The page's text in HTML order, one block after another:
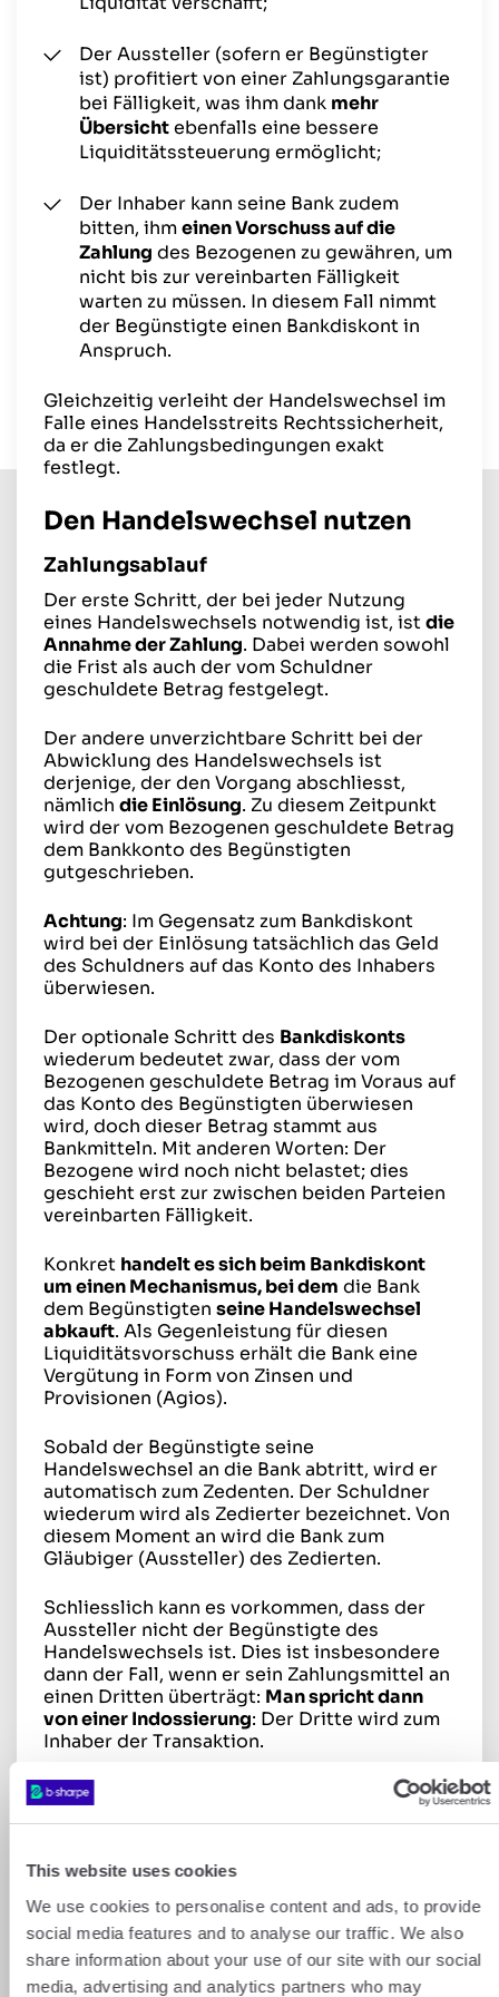
This website uses cookies
We use cookies to personalise content and ads, to provide
social media features and to analyse our traffic. We also
share information about your use of our site with our social
media, advertising and analytics partners who may
Der Aussteller (sofern er Begünstigter
ist) profitiert von einer Zahlungsgarantie
bei Fälligkeit, was ihm dank mehr
Übersichtebenfalls eine bessere
Liquiditätssteuerung ermöglicht;
Der Inhaber kann seine Bank zudem
bitten, ihmeinen Vorschuss auf die
Zahlung des Bezogenen zu gewähren, um
nicht bis zur vereinbarten Fälligkeit
warten zu müssen. In diesem Fall nimmt
der Begünstigte einen Bankdiskont in
Anspruch.
Gleichzeitig verleiht der Handelswechsel im
Falle eines Handelsstreits Rechtssicherheit,
da er die Zahlungsbedingungen exakt
festlegt.
Den Handelswechsel nutzen
Zahlungsablauf
Der erste Schritt, der bei jeder Nutzung
eines Handelswechsels notwendig ist, istdie
Annahme der Zahlung. Dabei werden sowohl
die Frist als auch der vom Schuldner
geschuldete Betrag festgelegt.
Der andere unverzichtbare Schritt bei der
Abwicklung des Handelswechsels ist
derjenige, der den Vorgang abschliesst,
nämlich die Einlösung. Zu diesem Zeitpunkt
wird der vom Bezogenen geschuldete Betrag
dem Bankkonto des Begünstigten
gutgeschrieben.
Achtung: Im Gegensatz zum Bankdiskont
wird bei der Einlösung tatsächlich das Geld
des Schuldners auf das Konto des Inhabers
überwiesen.
Der optionale Schritt des Bankdiskonts
wiederum bedeutet zwar, dass der vom
Bezogenen geschuldete Betrag im Voraus auf
das Konto des Begünstigten überwiesen
wird, doch dieser Betrag stammt aus
Bankmitteln. Mit anderen Worten: Der
Bezogene wird noch nicht belastet; dies
geschieht erst zur zwischen beiden Parteien
vereinbarten Fälligkeit.
Konkret handelt es sich beim Bankdiskont
um einen Mechanismus, bei dem die Bank
dem Begünstigten seine Handelswechsel
abkauft. Als Gegenleistung für diesen
Liquiditätsvorschuss erhält die Bank eine
Vergütung in Form von Zinsen und
Provisionen (Agios).
Sobald der Begünstigte seine
Handelswechsel an die Bank abtritt, wird er
automatisch zum Zedenten. Der Schuldner
wiederum wird als Zedierter bezeichnet. Von
diesem Moment an wird die Bank zum
Gläubiger (Aussteller) des Zedierten.
Schliesslich kann es vorkommen, dass der
Aussteller nicht der Begünstigte des
Handelswechsels ist. Dies ist insbesondere
dann der Fall, wenn er sein Zahlungsmittel an
einen Dritten überträgt: Man spricht dann
von einer Indossierung: Der Dritte wird zum
Inhaber der Transaktion.
Achtung
: Bevor Schecks mit einem Vermerk
versehen wurden (und damit nicht mehr
Steuerhinterziehung. Denn der Inhaber
kannte weder die Identität des Ausstellers
(des Bezogenen) noch den ursprünglichen
Zahlungsgrund.